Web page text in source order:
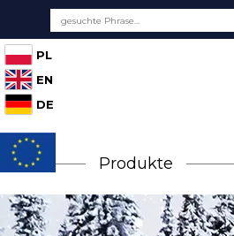
PL
EN
DE
Produkte